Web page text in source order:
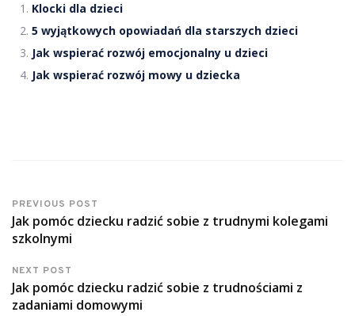
Klocki dla dzieci
5 wyjątkowych opowiadań dla starszych dzieci
Jak wspierać rozwój emocjonalny u dzieci
Jak wspierać rozwój mowy u dziecka
PREVIOUS POST
Jak pomóc dziecku radzić sobie z trudnymi kolegami
szkolnymi
NEXT POST
Jak pomóc dziecku radzić sobie z trudnościami z
zadaniami domowymi